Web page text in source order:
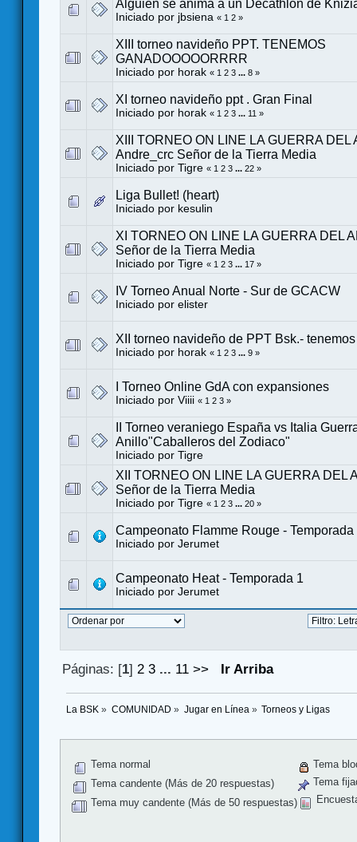
Alguien se anima a un Decathlon de
Iniciado por jbsiena « 1 2 »
XIII torneo navideño PPT. TENEMOS
GANADOOOOORRRR
Iniciado por horak « 1 2 3 ... 8 »
XI torneo navideño ppt . Gran Final
Iniciado por horak « 1 2 3 ... 11 »
XIII TORNEO ON LINE LA GUERRA DEL
Andre_crc Señor de la Tierra Media
Iniciado por Tigre « 1 2 3 ... 22 »
Liga Bullet! (heart)
Iniciado por kesulin
XI TORNEO ON LINE LA GUERRA DEL
Señor de la Tierra Media
Iniciado por Tigre « 1 2 3 ... 17 »
IV Torneo Anual Norte - Sur de GCACW
Iniciado por elister
XII torneo navideño de PPT Bsk.-
Iniciado por horak « 1 2 3 ... 9 »
I Torneo Online GdA con expansiones
Iniciado por Viiii « 1 2 3 »
II Torneo veraniego España vs Italia
Anillo"Caballeros del Zodiaco"
Iniciado por Tigre
XII TORNEO ON LINE LA GUERRA DEL
Señor de la Tierra Media
Iniciado por Tigre « 1 2 3 ... 20 »
Campeonato Flamme Rouge - Temporada
Iniciado por Jerumet
Campeonato Heat - Temporada 1
Iniciado por Jerumet
Páginas: [1] 2 3 ... 11 >> Ir Arriba
La BSK » COMUNIDAD » Jugar en Línea » Torneos y Ligas
Tema normal
Tema candente (Más de 20 respuestas)
Tema muy candente (Más de 50 respuestas)
Tema
Tema